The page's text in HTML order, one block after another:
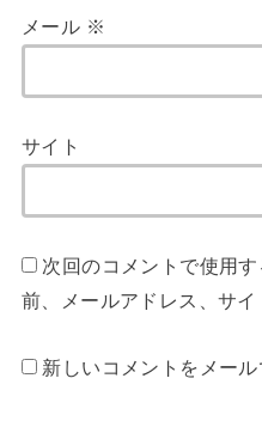
メール ※
サイト
次回のコメントで使用
前、メールアドレス、サイ
新しいコメントをメール